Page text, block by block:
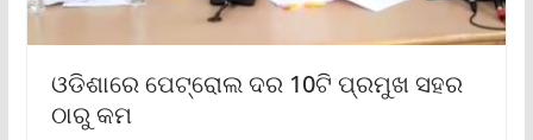
ଓଡିଶାରେ ପେଟ୍ରୋଲ ଦର 10ଟି ପ୍ରମୁଖ ସହର
ଠାରୁ କମ